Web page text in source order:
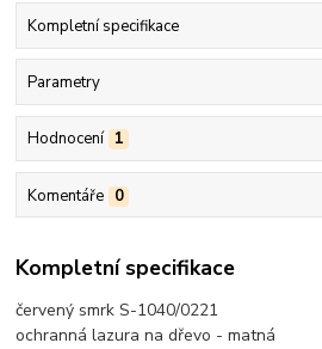
Kompletní specifikace
Parametry
Hodnocení 1
Komentáře 0
Kompletní specifikace
červený smrk S-1040/0221
ochranná lazura na dřevo - matná